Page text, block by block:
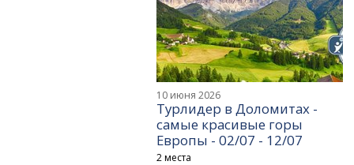
10 июня 2026
Турлидер в Доломитах -
самые красивые горы
Европы - 02/07 - 12/07
2 места